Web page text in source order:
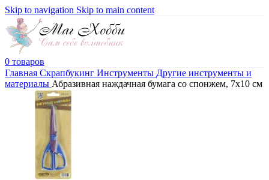
Skip to navigation Skip to main content
0 товаров
Главная Скрапбукинг Инструменты Другие инструменты и
материалы Абразивная наждачная бумага со спонжем, 7х10 см